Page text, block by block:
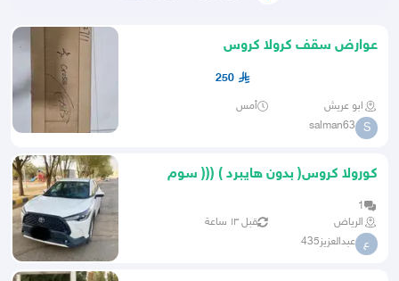
عوارض سقف كرولا كروس
250
ابو عريش أمس
S
salman63
كورولا كروس( بدون هايبرد ) ((( سوم
1
الرياض
قبل ١٣ ساعة
ع عبدالعزيز435